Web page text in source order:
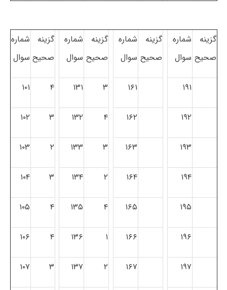
گزینه
صحیح
شماره
سوال
گزینه
صحیح
شماره
سوال
گزینه
صحیح
شماره
سوال
گزینه
صحیح
شماره
سوال
۱۹۱ ۱۶۱ ۳ ۱۳۱ ۴ ۱۰۱
۱۹۲ ۱۶۲ ۴ ۱۳۲ ۳ ۱۰۲
۱۹۳ ۱۶۳ ۳ ۱۳۳ ۲ ۱۰۳
۱۹۴ ۱۶۴ ۲ ۱۳۴ ۳ ۱۰۴
۱۹۵ ۱۶۵ ۴ ۱۳۵ ۴ ۱۰۵
۱۹۶ ۱۶۶ ۱ ۱۳۶ ۴ ۱۰۶
۱۹۷ ۱۶۷ ۲ ۱۳۷ ۳ ۱۰۷